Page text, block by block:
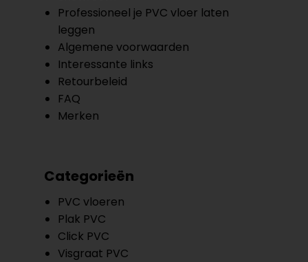
Professioneel je PVC vloer laten
leggen
Algemene voorwaarden
Interessante links
Retourbeleid
FAQ
Merken
Categorieën
PVC vloeren
Plak PVC
Click PVC
Visgraat PVC